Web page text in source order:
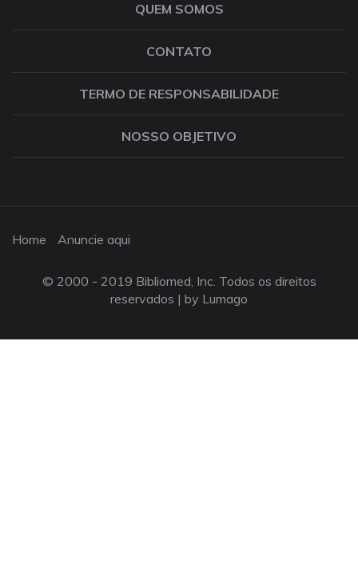
QUEM SOMOS
CONTATO
TERMO DE RESPONSABILIDADE
NOSSO OBJETIVO
Home Anuncie aqui
© 2000 - 2019 Bibliomed, Inc. Todos os direitos
reservados | by Lumago